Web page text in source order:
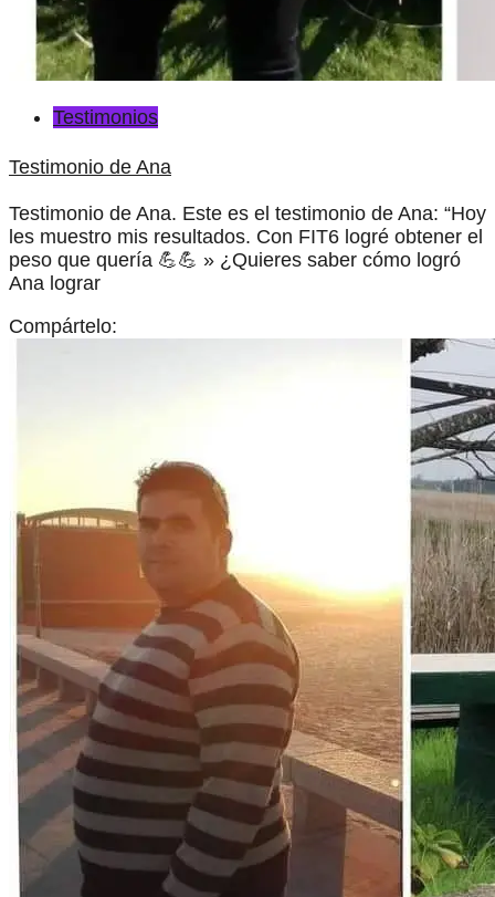
Testimonios
Testimonio de Ana
Testimonio de Ana. Este es el testimonio de Ana: “Hoy
les muestro mis resultados. Con FIT6 logré obtener el
peso que quería 💪💪 » ¿Quieres saber cómo logró
Ana lograr
Compártelo: